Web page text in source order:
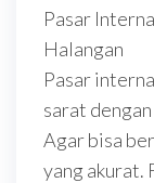
Pasar
Halangan
Pasar
sarat
Agar bisa
yang akurat.